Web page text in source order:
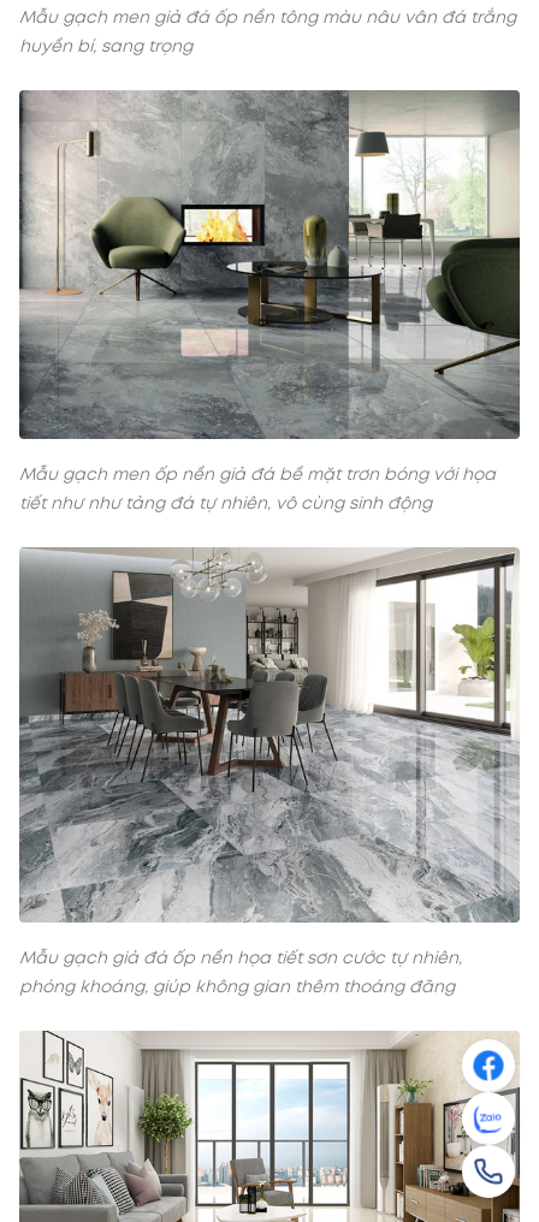
Mẫu gạch men giả đá ốp nền tông màu nâu vân đá trắng
huyền bí, sang trọng
Mẫu gạch men ốp nền giả đá bề mặt trơn bóng với họa
tiết như như tảng đá tự nhiên, vô cùng sinh động
Mẫu gạch giả đá ốp nền họa tiết sơn cước tự nhiên,
phóng khoáng, giúp không gian thêm thoáng đãng